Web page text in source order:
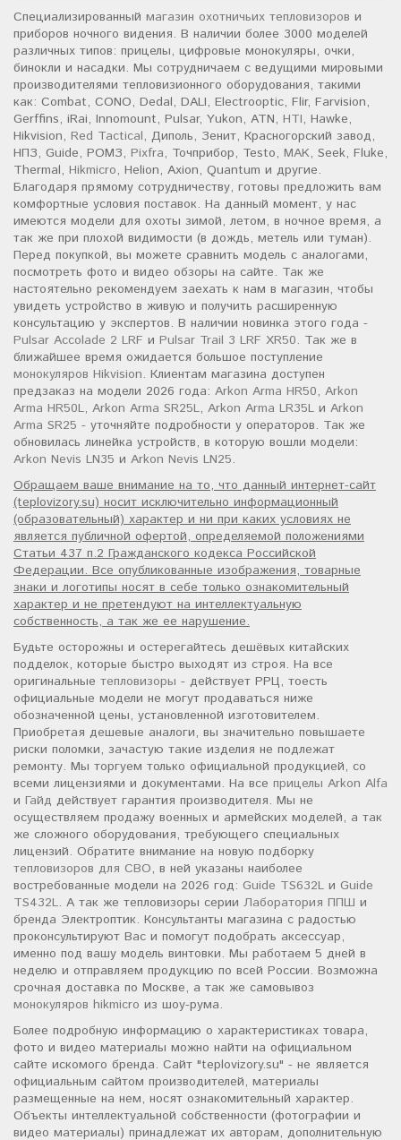
Специализированный магазин охотничьих тепловизоров и
приборов ночного видения. В наличии более 3000 моделей
различных типов: прицелы, цифровые монокуляры, очки,
бинокли и насадки. Мы сотрудничаем с ведущими мировыми
производителями тепловизионного оборудования, такими
как: Combat, CONO, Dedal, DALI, Electrooptic, Flir, Farvision,
Gerffins, iRai, Innomount, Pulsar, Yukon, ATN, HTI, Hawke,
Hikvision, Red Tactical, Диполь, Зенит, Красногорский завод,
НПЗ, Guide, РОМЗ, Pixfra, Точприбор, Testo, MAK, Seek, Fluke,
Thermal, Hikmicro, Helion, Axion, Quantum и другие.
Благодаря прямому сотрудничеству, готовы предложить вам
комфортные условия поставок. На данный момент, у нас
имеются модели для охоты зимой, летом, в ночное время, а
так же при плохой видимости (в дождь, метель или туман).
Перед покупкой, вы можете сравнить модель с аналогами,
посмотреть фото и видео обзоры на сайте. Так же
настоятельно рекомендуем заехать к нам в магазин, чтобы
увидеть устройство в живую и получить расширенную
консультацию у экспертов. В наличии новинка этого года -
Pulsar Accolade 2 LRF и Pulsar Trail 3 LRF XR50. Так же в
ближайшее время ожидается большое поступление
монокуляров Hikvision. Клиентам магазина доступен
предзаказ на модели 2026 года: Arkon Arma HR50, Arkon
Arma HR50L, Arkon Arma SR25L, Arkon Arma LR35L и Arkon
Arma SR25 - уточняйте подробности у операторов. Так же
обновилась линейка устройств, в которую вошли модели:
Arkon Nevis LN35 и Arkon Nevis LN25.
Обращаем ваше внимание на то, что данный интернет-сайт
(teplovizory.su) носит исключительно информационный
(образовательный) характер и ни при каких условиях не
является публичной офертой, определяемой положениями
Статьи 437 п.2 Гражданского кодекса Российской
Федерации. Все опубликованные изображения, товарные
знаки и логотипы носят в себе только ознакомительный
характер и не претендуют на интеллектуальную
собственность, а так же ее нарушение.
Будьте осторожны и остерегайтесь дешёвых китайских
подделок, которые быстро выходят из строя. На все
оригинальные тепловизоры - действует РРЦ, тоесть
официальные модели не могут продаваться ниже
обозначенной цены, установленной изготовителем.
Приобретая дешевые аналоги, вы значительно повышаете
риски поломки, зачастую такие изделия не подлежат
ремонту. Мы торгуем только официальной продукцией, со
всеми лицензиями и документами. На все прицелы Arkon Alfa
и Гайд действует гарантия производителя. Мы не
осуществляем продажу военных и армейских моделей, а так
же сложного оборудования, требующего специальных
лицензий. Обратите внимание на новую подборку
тепловизоров для СВО, в ней указаны наиболее
востребованные модели на 2026 год: Guide TS632L и Guide
TS432L. А так же тепловизоры серии Лаборатория ППШ и
бренда Электроптик. Консультанты магазина с радостью
проконсультируют Вас и помогут подобрать аксессуар,
именно под вашу модель винтовки. Мы работаем 5 дней в
неделю и отправляем продукцию по всей России. Возможна
срочная доставка по Москве, а так же самовывоз
монокуляров hikmicro из шоу-рума.
Более подробную информацию о характеристиках товара,
фото и видео материалы можно найти на официальном
сайте искомого бренда. Сайт "teplovizory.su" - не является
официальным сайтом производителей, материалы
размещенные на нем, носят ознакомительный характер.
Объекты интеллектуальной собственности (фотографии и
видео материалы) принадлежат их авторам, дополнительную